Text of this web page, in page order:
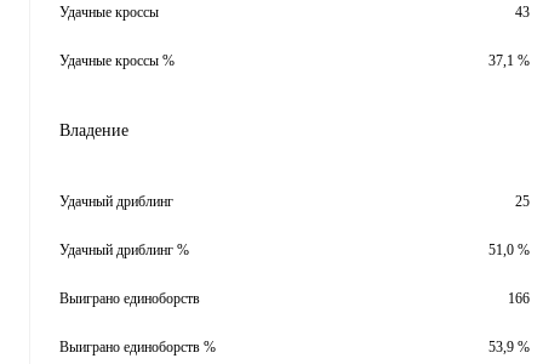
Удачные кроссы 43
Удачные кроссы % 37,1 %
Владение
Удачный дриблинг 25
Удачный дриблинг % 51,0 %
Выиграно единоборств 166
Выиграно единоборств % 53,9 %